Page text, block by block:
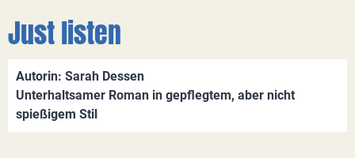
Just listen
Autorin: Sarah Dessen
Unterhaltsamer Roman in gepflegtem, aber nicht
spießigem Stil